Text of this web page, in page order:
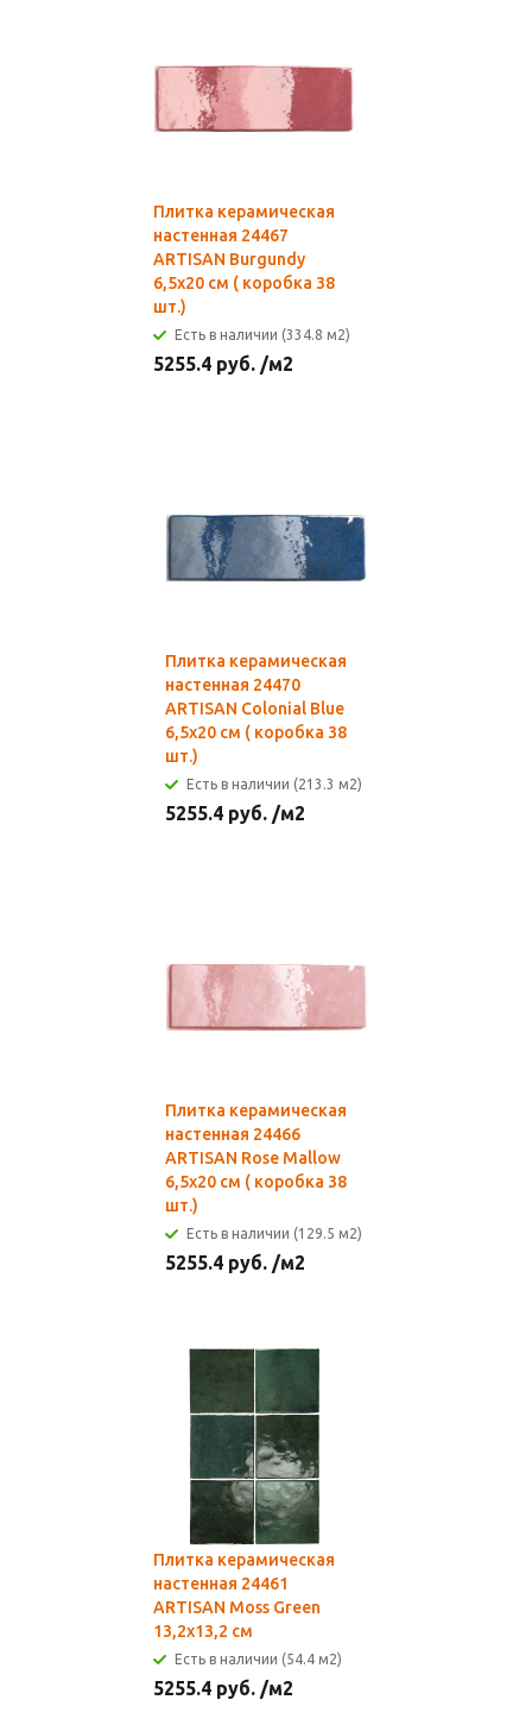
Плитка керамическая
настенная 24467
ARTISAN Burgundy
6,5х20 см ( коробка 38
шт.)
Есть в наличии (334.8 м2)
5255.4 руб. /м2
Плитка керамическая
настенная 24470
ARTISAN Colonial Blue
6,5х20 см ( коробка 38
шт.)
Есть в наличии (213.3 м2)
5255.4 руб. /м2
Плитка керамическая
настенная 24466
ARTISAN Rose Mallow
6,5х20 см ( коробка 38
шт.)
Есть в наличии (129.5 м2)
5255.4 руб. /м2
Плитка керамическая
настенная 24461
ARTISAN Moss Green
13,2х13,2 см
Есть в наличии (54.4 м2)
5255.4 руб. /м2